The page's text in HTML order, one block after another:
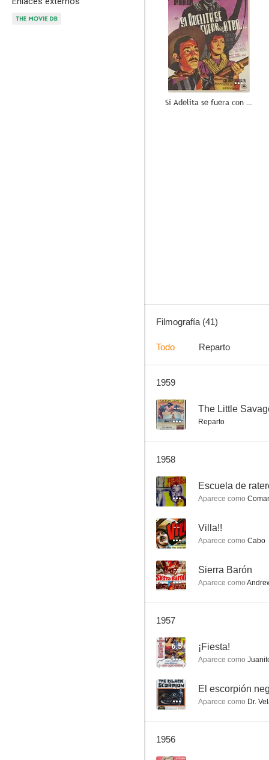
Si Adelita se fuera con otro
--
Villa!!
--
--
Filmografía (41)
Todo Reparto
1959
-- The Little
Reparto
1958
-- Escuela de
Aparece como
-- Villa!!
Aparece como Cabo
-- Sierra Barón
Aparece como
1957
6.5 ¡Fiesta!
Aparece como
-- El escorpión
Aparece como Dr.
1956